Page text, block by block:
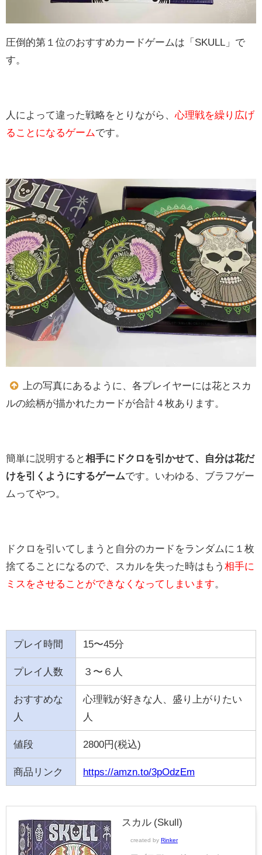
圧倒的第１位のおすすめカードゲームは「SKULL」で
す。
人によって違った戦略をとりながら、心理戦を繰り広げ
ることになるゲームです。
上の写真にあるように、各プレイヤーには花とスカ
ルの絵柄が描かれたカードが合計４枚あります。
簡単に説明すると相手にドクロを引かせて、自分は花だ
けを引くようにするゲームです。いわゆる、ブラフゲー
ムってやつ。
ドクロを引いてしまうと自分のカードをランダムに１枚
捨てることになるので、スカルを失った時はもう 相手に
ミスをさせることができなくなってしまいます
プレイ時間 15〜45分
プレイ人数 ３〜６人
おすすめな
人
心理戦が好きな人、盛り上がりたい
人
値段 2800円(税込)
商品リンク https://amzn.to/3pOdzEm
スカル (Skull)
created by Rinker